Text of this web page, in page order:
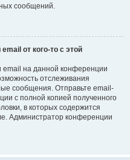
сообщений.
от кого-то с этой
на данной конференции
отслеживания
сообщения. Отправьте email-
с полной копией полученного
в которых содержится
Администратор конференции